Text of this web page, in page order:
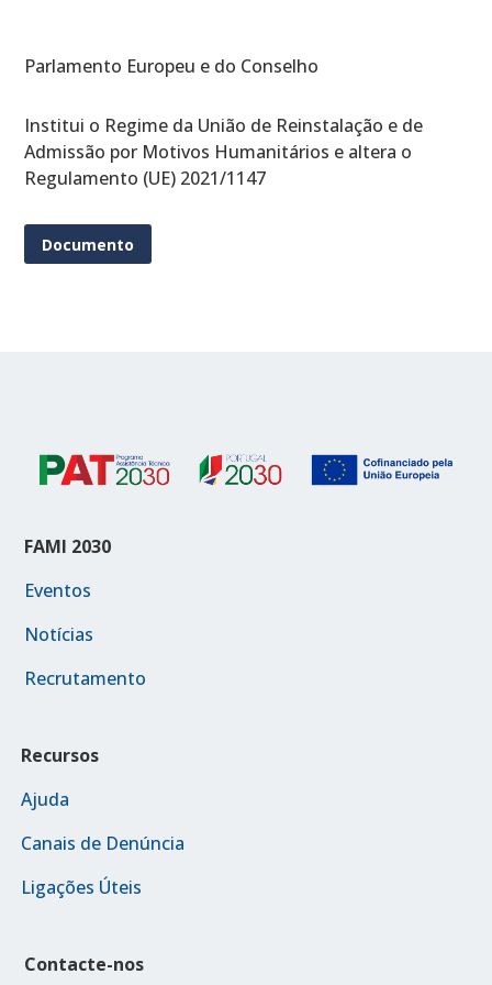
Parlamento Europeu e do Conselho
Institui o Regime da União de Reinstalação e de
Admissão por Motivos Humanitários e altera o
Regulamento (UE) 2021/1147
Documento
FAMI 2030
Eventos
Notícias
Recrutamento
Recursos
Ajuda
Canais de Denúncia
Ligações Úteis
Contacte-nos